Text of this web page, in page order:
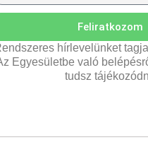
Feliratkozom
hírlevelünket
Egyesületbe való
tudsz